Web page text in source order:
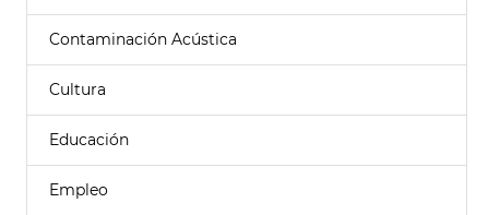
Contaminación Acústica
Cultura
Educación
Empleo